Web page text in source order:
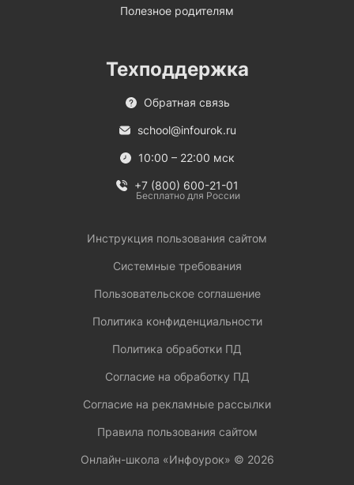
Полезное родителям
Техподдержка
Обратная связь
school@infourok.ru
10:00 – 22:00 мск
+7 (800) 600-21-01
Бесплатно для России
Инструкция пользования сайтом
Системные требования
Пользовательское соглашение
Политика конфиденциальности
Политика обработки ПД
Согласие на обработку ПД
Согласие на рекламные рассылки
Правила пользования сайтом
Онлайн-школа «Инфоурок» © 2026